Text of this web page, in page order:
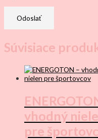
Súvisiace
vhodný
pre